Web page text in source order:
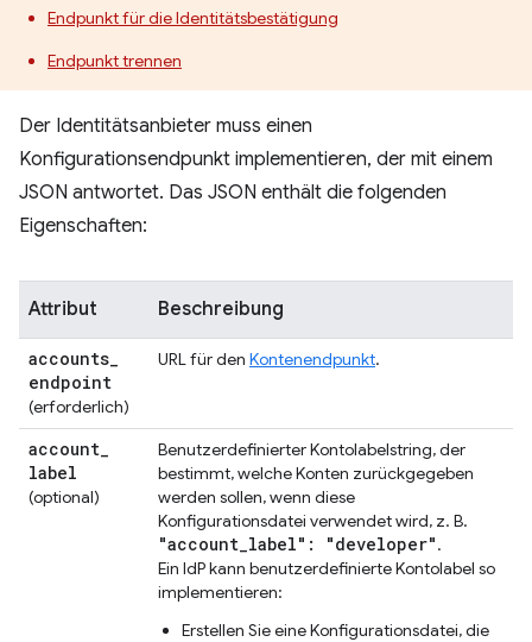
Endpunkt für die Identitätsbestätigung
Endpunkt trennen
Der Identitätsanbieter muss einen
Konfigurationsendpunkt implementieren, der mit einem
JSON antwortet. Das JSON enthält die folgenden
Eigenschaften:
Attribut Beschreibung
accounts_
endpoint
(erforderlich)
URL für den Kontenendpunkt.
account_
label
(optional)
Benutzerdefinierter Kontolabelstring, der
bestimmt, welche Konten zurückgegeben
werden sollen, wenn diese
Konfigurationsdatei verwendet wird, z. B.
"account_label": "developer".
Ein IdP kann benutzerdefinierte Kontolabel so
implementieren:
Erstellen Sie eine Konfigurationsdatei, die